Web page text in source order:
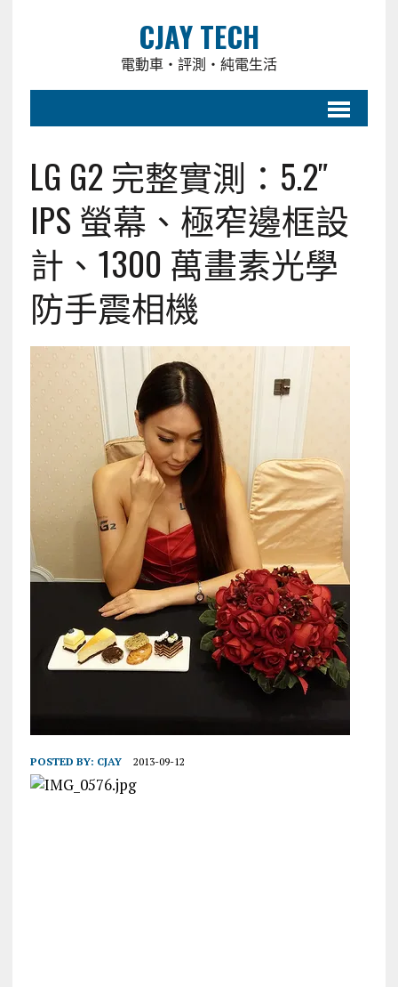
CJAY TECH
電動車・評測・純電生活
LG G2 完整實測：5.2″
IPS 螢幕、極窄邊框設
計、1300 萬畫素光學
防手震相機
POSTED BY: CJAY 2013-09-12